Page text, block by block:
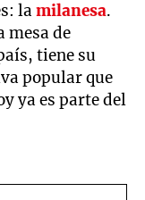
lamilanesa.
mesa de
tiene su
popular que
ya es parte del